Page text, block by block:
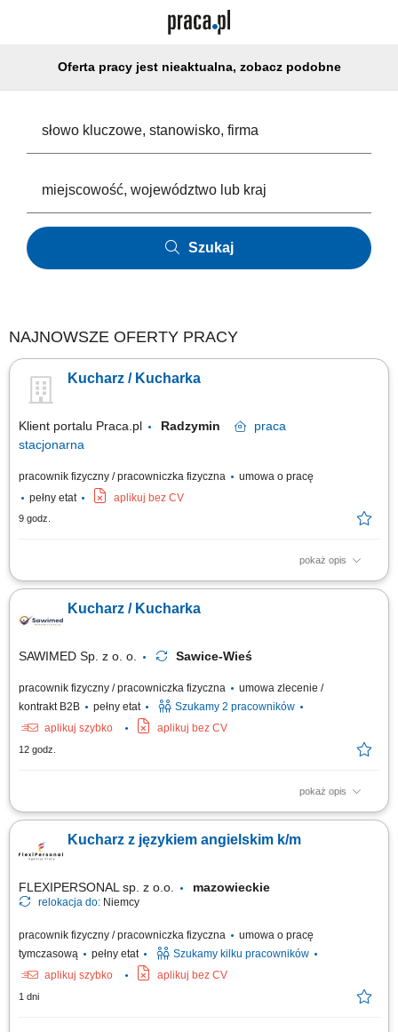
Oferta pracy jest nieaktualna, zobacz podobne
Szukaj
NAJNOWSZE OFERTY PRACY
Kucharz / Kucharka
Klient portalu Praca.pl Radzymin
praca
stacjonarna
pracownik fizyczny / pracowniczka fizyczna
umowa o pracę
pełny etat
aplikuj bez CV
9 godz.
pokaż opis
Przygotowywanie i produkcja dań według receptur (dania obiadowe,
posiłków, obsługa oraz bieżące uzupełnianie wydawki; Dbanie o wysoki
standard i jakość serwowanych potraw; Utrzymywanie czystości i
Kucharz / Kucharka
SAWIMED Sp. z o. o. Sawice-Wieś
pracownik fizyczny / pracowniczka fizyczna
umowa zlecenie /
kontrakt B2B
pełny etat
Szukamy 2 pracowników
aplikuj szybko
aplikuj bez CV
12 godz.
pokaż opis
Zadania: Gotowanie smacznych i estetycznych dań według
(HACCP) Współpraca z resztą ekipy kuchennej;
Kucharz z językiem angielskim k/m
FLEXIPERSONAL sp. z o.o. mazowieckie
relokacja do: Niemcy
pracownik fizyczny / pracowniczka fizyczna
umowa o pracę
tymczasową
pełny etat
Szukamy kilku pracowników
aplikuj szybko
aplikuj bez CV
1 dni